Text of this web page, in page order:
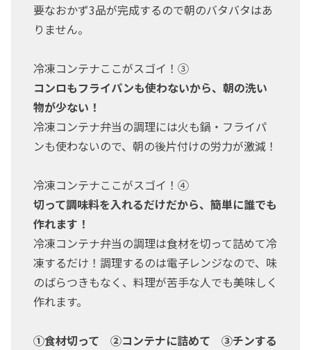
要なおかず3品が完成するので朝のバタバタはあ
りません。
冷凍コンテナここがスゴイ！③
コンロもフライパンも使わないから、朝の洗い
物が少ない！
冷凍コンテナ弁当の調理には火も鍋・フライパ
ンも使わないので、朝の後片付けの労力が激減！
冷凍コンテナここがスゴイ！④
切って調味料を入れるだけだから、簡単に誰でも
作れます！
冷凍コンテナ弁当の調理は食材を切って詰めて冷
凍するだけ！調理するのは電子レンジなので、味
のばらつきもなく、料理が苦手な人でも美味しく
作れます。
①食材切って ②コンテナに詰めて ③チンする